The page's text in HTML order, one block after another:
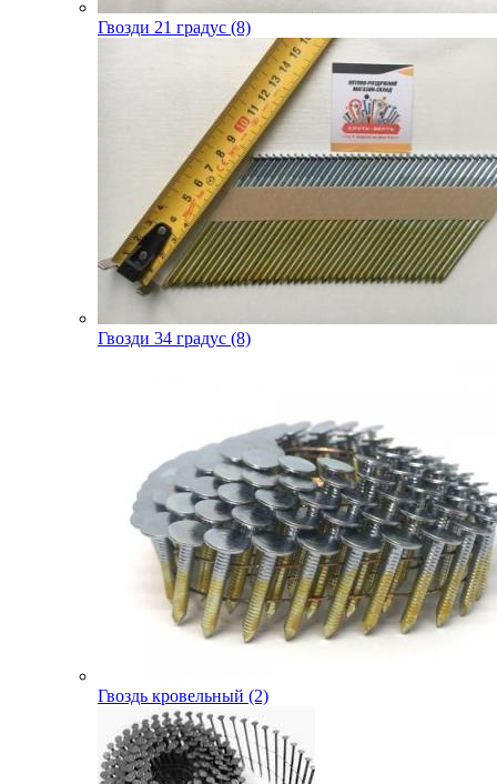
Гвозди 21 градус (8)
Гвозди 34 градус (8)
Гвоздь кровельный (2)